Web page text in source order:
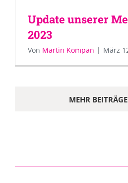
Update unserer
2023
Von Martin Kompan | März
MEHR